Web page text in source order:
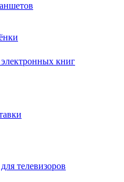
книг
телевизоров